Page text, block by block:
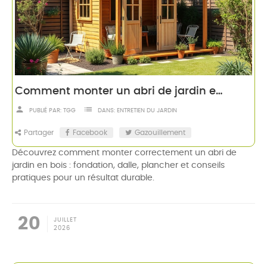
Comment monter un abri de jardin en bois
Partager Facebook Gazouillement
person PUBLIÉ PAR: TGG list DANS: ENTRETIEN DU JARDIN
JUILLET
20 2026
Découvrez comment monter correctement un abri de
jardin en bois : fondation, dalle, plancher et conseils
pratiques pour un résultat durable.